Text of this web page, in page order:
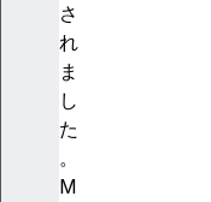
さ
れ
ま
し
た
。
M